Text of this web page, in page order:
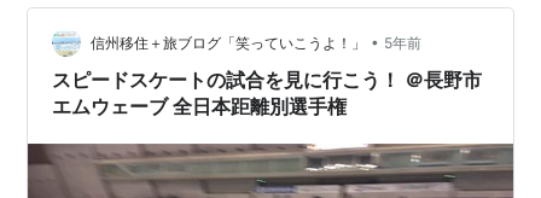
謙信』と『武田信玄』が 戦国…
信州移住＋旅ブログ「笑っていこうよ！」 • 5年前
スピードスケートの試合を見に行こう！ ＠長野市
エムウェーブ 全日本距離別選手権